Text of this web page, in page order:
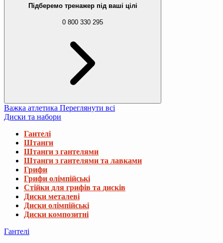
Підберемо тренажер під ваші цілі
0 800 330 295
Важка атлетика Переглянути всі
Диски та набори
Гантелі
Штанги
Штанги з гантелями
Штанги з гантелями та лавками
Грифи
Грифи олімпійські
Стійки для грифів та дисків
Диски металеві
Диски олімпійські
Диски композитні
Гантелі